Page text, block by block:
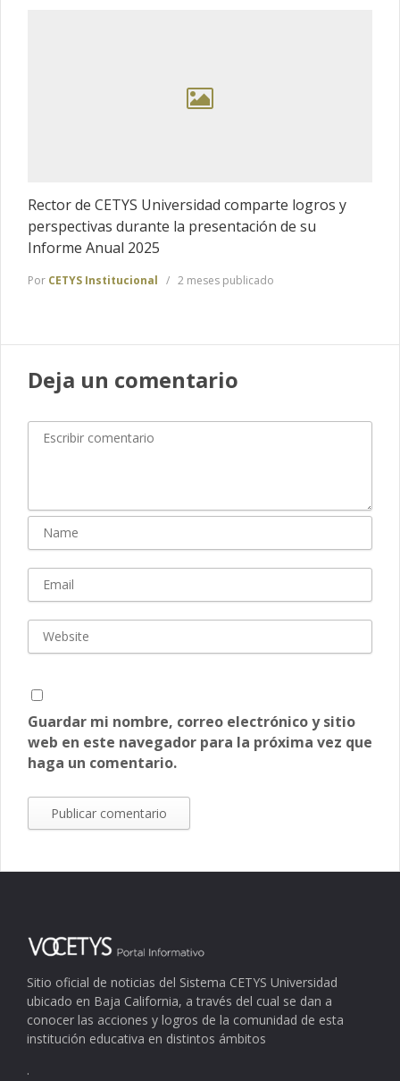
Rector de CETYS Universidad comparte logros y
perspectivas durante la presentación de su
Informe Anual 2025
Por CETYS Institucional 2 meses publicado
Deja un comentario
Guardar mi nombre, correo electrónico y sitio
web en este navegador para la próxima vez que
haga un comentario.
Sitio oficial de noticias del Sistema CETYS Universidad
ubicado en Baja California, a través del cual se dan a
conocer las acciones y logros de la comunidad de esta
institución educativa en distintos ámbitos
.